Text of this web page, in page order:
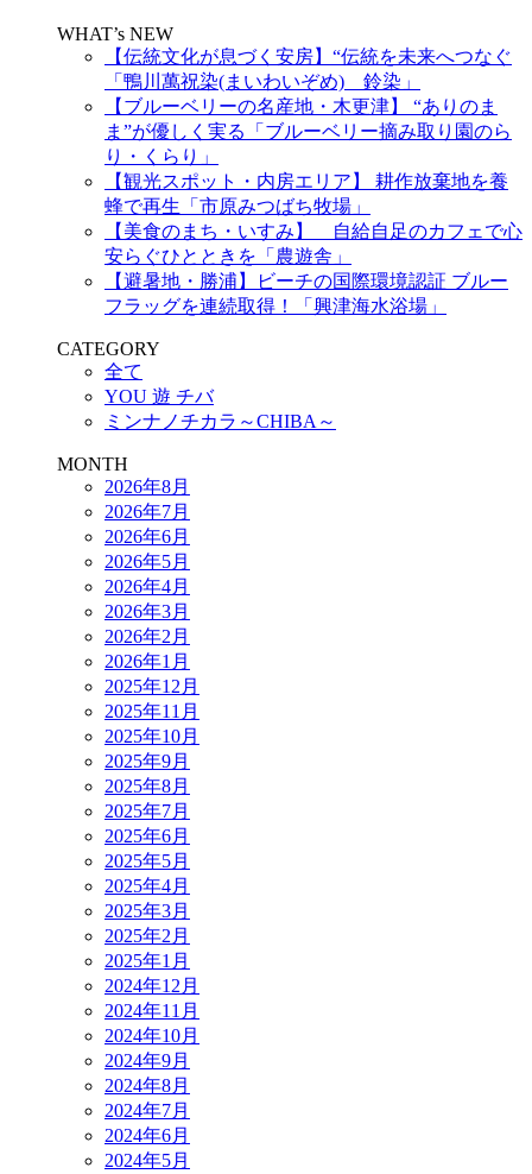
WHAT’s NEW
【伝統文化が息づく安房】“伝統を未来へつなぐ
「鴨川萬祝染(まいわいぞめ) 鈴染」
【ブルーベリーの名産地・木更津】 “ありのま
ま”が優しく実る「ブルーベリー摘み取り園のら
り・くらり」
【観光スポット・内房エリア】 耕作放棄地を養
蜂で再生「市原みつばち牧場」
【美食のまち・いすみ】 自給自足のカフェで心
安らぐひとときを「農遊舎」
【避暑地・勝浦】ビーチの国際環境認証 ブルー
フラッグを連続取得！「興津海水浴場」
CATEGORY
全て
YOU 遊 チバ
ミンナノチカラ～CHIBA～
MONTH
2026年8月
2026年7月
2026年6月
2026年5月
2026年4月
2026年3月
2026年2月
2026年1月
2025年12月
2025年11月
2025年10月
2025年9月
2025年8月
2025年7月
2025年6月
2025年5月
2025年4月
2025年3月
2025年2月
2025年1月
2024年12月
2024年11月
2024年10月
2024年9月
2024年8月
2024年7月
2024年6月
2024年5月